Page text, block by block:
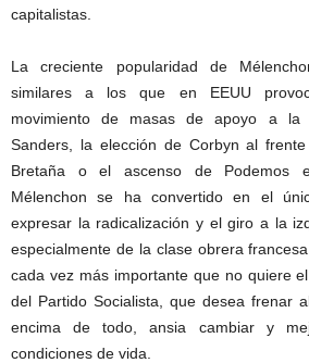
capitalistas.
La creciente popularidad de
similares a los que en EEUU
movimiento de masas de apoyo a la
Sanders, la elección de Corbyn al
Bretaña o el ascenso de Podemos
Mélenchon se ha convertido en el
expresar la radicalización y el giro a la
especialmente de la clase obrera
cada vez más importante que no quiere
del Partido Socialista, que desea frenar
encima de todo, ansia cambiar y
condiciones de vida.